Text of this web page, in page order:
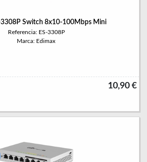
3308P Switch 8x10-100Mbps Mini
Referencia: ES-3308P
Marca: Edimax
10,90 €